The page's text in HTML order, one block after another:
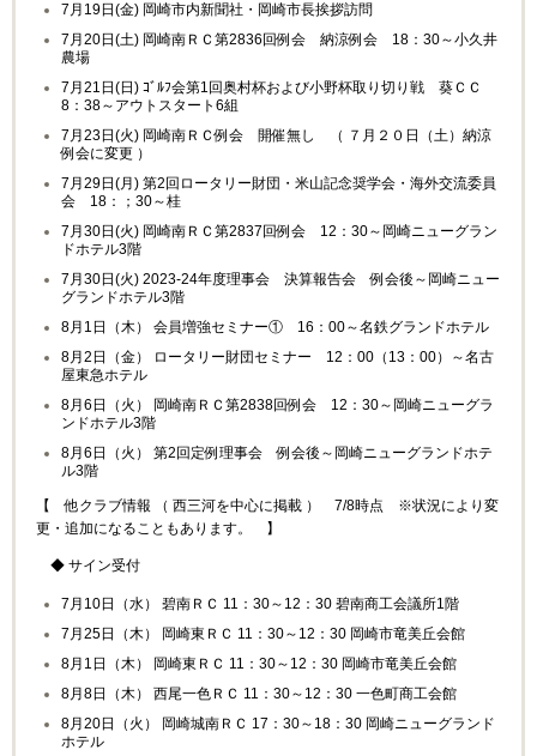
7月19日(金) 岡崎市内新聞社・岡崎市長挨拶訪問
7月20日(土) 岡崎南ＲＣ第2836回例会 納涼例会 18：30～小久井
農場
7月21日(日) ｺﾞﾙﾌ会第1回奥村杯および小野杯取り切り戦 葵ＣＣ
8：38～アウトスタート6組
7月23日(火) 岡崎南ＲＣ例会 開催無し （ ７月２０日（土）納涼
例会に変更 ）
7月29日(月) 第2回ロータリー財団・米山記念奨学会・海外交流委員
会 18：；30～桂
7月30日(火) 岡崎南ＲＣ第2837回例会 12：30～岡崎ニューグラン
ドホテル3階
7月30日(火) 2023-24年度理事会 決算報告会 例会後～岡崎ニュー
グランドホテル3階
8月1日（木） 会員増強セミナー① 16：00～名鉄グランドホテル
8月2日（金） ロータリー財団セミナー 12：00（13：00）～名古
屋東急ホテル
8月6日（火） 岡崎南ＲＣ第2838回例会 12：30～岡崎ニューグラ
ンドホテル3階
8月6日（火） 第2回定例理事会 例会後～岡崎ニューグランドホテ
ル3階
【 他クラブ情報 （ 西三河を中心に掲載 ） 7/8時点 ※状況により変
更・追加になることもあります。 】
◆ サイン受付
7月10日（水） 碧南ＲＣ 11：30～12：30 碧南商工会議所1階
7月25日（木） 岡崎東ＲＣ 11：30～12：30 岡崎市竜美丘会館
8月1日（木） 岡崎東ＲＣ 11：30～12：30 岡崎市竜美丘会館
8月8日（木） 西尾一色ＲＣ 11：30～12：30 一色町商工会館
8月20日（火） 岡崎城南ＲＣ 17：30～18：30 岡崎ニューグランド
ホテル